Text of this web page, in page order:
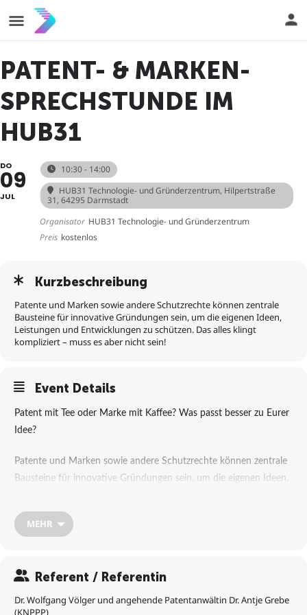
PATENT- & MARKEN-
SPRECHSTUNDE IM
HUB31
DO
09
JUL
10:30 - 14:00
HUB31 Technologie- und Gründerzentrum, Hilpertstraße
31, 64295 Darmstadt
Organisator HUB31 Technologie- und Gründerzentrum
Preis kostenlos
Kurzbeschreibung
Patente und Marken sowie andere Schutzrechte können zentrale
Bausteine für innovative Gründungen sein, um die eigenen Ideen,
Leistungen und Entwicklungen zu schützen. Das alles klingt
kompliziert – muss es aber nicht sein!
Event Details
Patent mit Tee oder Marke mit Kaffee? Was passt besser zu Eurer
Idee?
Patente und Marken sowie andere Schutzrechte können zentrale
Bausteine für innovative Gründungen sein, um die eigenen Ideen,
kompliziert – muss es aber nicht sein!
Marken-Sprechstunde vor Ort im HUB31. Die Beratung findet
immer am 2. Donnerstag des Monats ab 10:30 bis 14:00 Uhr
statt und lädt ausdrücklich auch zum unverbindlichen
MEHR
Referent / Referentin
Dr. Wolfgang Völger und angehende Patentanwältin Dr. Antje Grebe
(KNPPP)